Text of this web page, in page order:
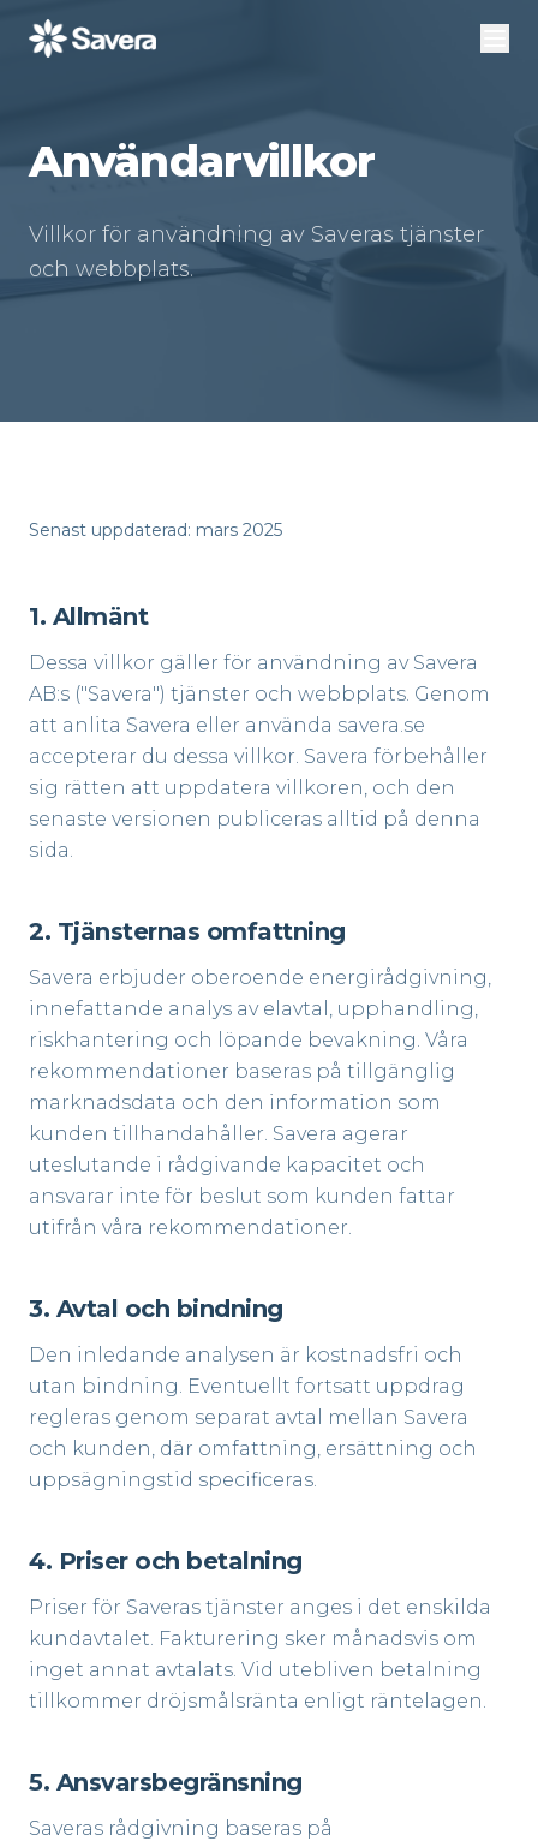
Användarvillkor
Villkor för användning av Saveras tjänster
och webbplats.
Senast uppdaterad: mars 2025
1. Allmänt
Dessa villkor gäller för användning av Savera
AB:s ("Savera") tjänster och webbplats. Genom
att anlita Savera eller använda savera.se
accepterar du dessa villkor. Savera förbehåller
sig rätten att uppdatera villkoren, och den
senaste versionen publiceras alltid på denna
sida.
2. Tjänsternas omfattning
Savera erbjuder oberoende energirådgivning,
innefattande analys av elavtal, upphandling,
riskhantering och löpande bevakning. Våra
rekommendationer baseras på tillgänglig
marknadsdata och den information som
kunden tillhandahåller. Savera agerar
uteslutande i rådgivande kapacitet och
ansvarar inte för beslut som kunden fattar
utifrån våra rekommendationer.
3. Avtal och bindning
Den inledande analysen är kostnadsfri och
utan bindning. Eventuellt fortsatt uppdrag
regleras genom separat avtal mellan Savera
och kunden, där omfattning, ersättning och
uppsägningstid specificeras.
4. Priser och betalning
Priser för Saveras tjänster anges i det enskilda
kundavtalet. Fakturering sker månadsvis om
inget annat avtalats. Vid utebliven betalning
tillkommer dröjsmålsränta enligt räntelagen.
5. Ansvarsbegränsning
Saveras rådgivning baseras på